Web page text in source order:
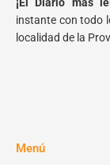
instante con todo
localidad de la
Menú